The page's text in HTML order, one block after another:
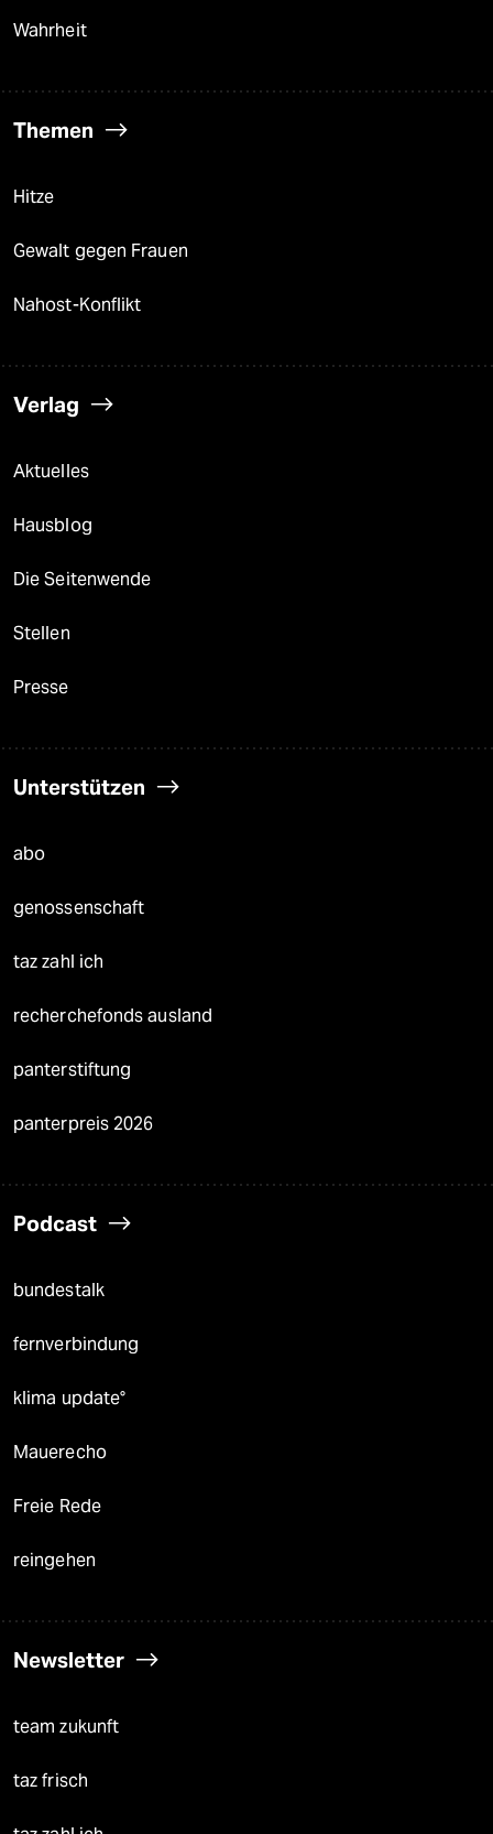
Wahrheit
Themen
Hitze
Gewalt gegen Frauen
Nahost-Konflikt
Verlag
Aktuelles
Hausblog
Die Seitenwende
Stellen
Presse
Unterstützen
abo
genossenschaft
taz zahl ich
recherchefonds ausland
panterstiftung
panterpreis 2026
Podcast
bundestalk
fernverbindung
klima update°
Mauerecho
Freie Rede
reingehen
Newsletter
team zukunft
taz frisch